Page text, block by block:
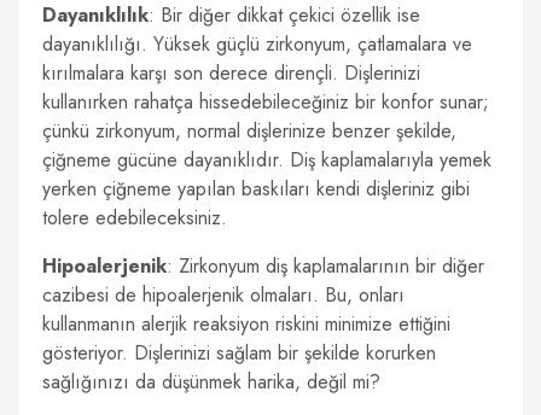
Dayanıklılık: Bir diğer dikkat çekici özellik ise
dayanıklılığı. Yüksek güçlü zirkonyum, çatlamalara ve
kırılmalara karşı son derece dirençli. Dişlerinizi
kullanırken rahatça hissedebileceğiniz bir konfor sunar;
çünkü zirkonyum, normal dişlerinize benzer şekilde,
çiğneme gücüne dayanıklıdır. Diş kaplamalarıyla yemek
yerken çiğneme yapılan baskıları kendi dişleriniz gibi
tolere edebileceksiniz.
Hipoalerjenik: Zirkonyum diş kaplamalarının bir diğer
cazibesi de hipoalerjenik olmaları. Bu, onları
kullanmanın alerjik reaksiyon riskini minimize ettiğini
gösteriyor. Dişlerinizi sağlam bir şekilde korurken
sağlığınızı da düşünmek harika, değil mi?